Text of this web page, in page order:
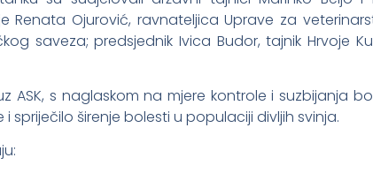
Renata Ojurović, ravnateljica Uprave za
saveza; predsjednik Ivica Budor, tajnik Hrvoje
s naglaskom na mjere kontrole i suzbijanja
spriječilo širenje bolesti u populaciji divljih svinja.